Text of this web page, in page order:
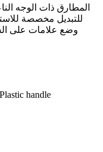
المطارق ذات الوجه
للتبديل مخصصة
وضع علامات على